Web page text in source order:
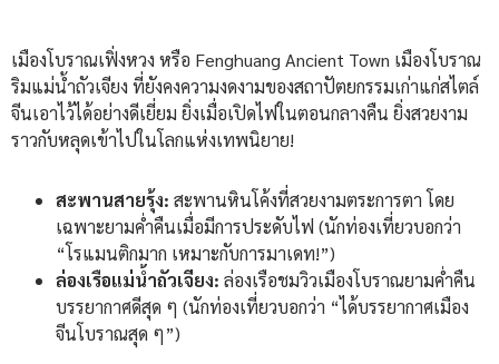
เมืองโบราณเฟิ่งหวง หรือ Fenghuang Ancient Town เมืองโบราณ
ริมแม่น้ำถัวเจียง ที่ยังคงความงดงามของสถาปัตยกรรมเก่าแก่สไตล์
จีนเอาไว้ได้อย่างดีเยี่ยม ยิ่งเมื่อเปิดไฟในตอนกลางคืน ยิ่งสวยงาม
ราวกับหลุดเข้าไปในโลกแห่งเทพนิยาย!
สะพานสายรุ้ง: สะพานหินโค้งที่สวยงามตระการตา โดย
เฉพาะยามค่ำคืนเมื่อมีการประดับไฟ (นักท่องเที่ยวบอกว่า
“โรแมนติกมาก เหมาะกับการมาเดท!”)
ล่องเรือแม่น้ำถัวเจียง: ล่องเรือชมวิวเมืองโบราณยามค่ำคืน
บรรยากาศดีสุด ๆ (นักท่องเที่ยวบอกว่า “ได้บรรยากาศเมือง
จีนโบราณสุด ๆ”)